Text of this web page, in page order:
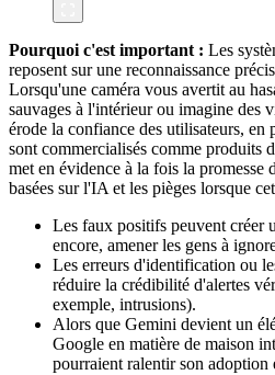
Pourquoi c'est important : Les
reposent sur une reconnaissance
Lorsqu'une caméra vous avertit au
sauvages à l'intérieur ou imagine des
érode la confiance des utilisateurs, en
sont commercialisés comme produits
met en évidence à la fois la promesse
basées sur l'IA et les pièges lorsque
Les faux positifs peuvent créer
encore, amener les gens à
Les erreurs d'identification ou
réduire la crédibilité d'alertes
exemple, intrusions).
Alors que Gemini devient un
Google en matière de maison
pourraient ralentir son adoption